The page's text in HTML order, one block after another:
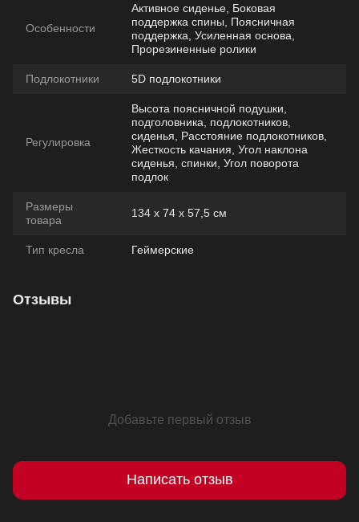
Особенности
Активное сиденье, Боковая
поддержка спины, Поясничная
поддержка, Усиленная основа,
Прорезиненные ролики
Подлокотники 5D подлокотники
Регулировка
Высота поясничной подушки,
подголовника, подлокотников,
сиденья, Расстояние подлокотников,
Жесткость качания, Угол наклона
сиденья, спинки, Угол поворота
подлок
Размеры
товара
134 х 74 х 57,5 см
Тип кресла Геймерские
Отзывы
Добавьте первый отзыв
Написать отзыв